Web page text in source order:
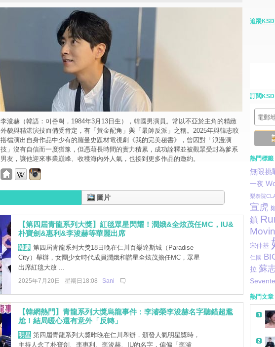
李浚赫（韓語：이준혁，1984年3月13日生），韓國男演員。常以不亞於主角的精緻
外貌與精湛演技而備受肯定，有「黃金配角」與「最帥反派」之稱。2025年與韓志旼
搭檔演出自身作品中少有的羅曼史題材電視劇《我的完美秘書》，曾因對「浪漫演
技」沒有自信而一度猶豫，但憑藉長時間的實力積累，成功詮釋並被觀眾受封為爹系
男友，讓他迎來事業巔峰、收穫海內外人氣，也接到更多作品的邀約。
圖片
【第四屆青龍系列大獎】紅毯眾星閃耀！潤娥&全炫茂任MC，IU&
朴寶劍&惠利&李浚赫等華麗出席
韓劇 第四屆青龍系列大獎18日晚在仁川百樂達斯城（Paradise
City）舉辦，女團少女時代成員潤娥和諧星全炫茂擔任MC，眾星
出席紅毯大放 ...
2025年7月20日 星期日18:08 Sani
【韓網熱門】青龍系列大獎烏龍事件：李濬榮李浚赫名字聽錯超尷
尬！結局暖心還有意外「反轉」
明星第四屆青龍系列大獎昨晚在仁川舉辦，頒發人氣明星獎時，
主持人念了朴寶劍、李惠利、李浚赫、IU的名字，偏偏「李濬
追蹤KSD
訂閱KSD
熱門標籤
無限挑
一夜
梨泰院
宣虎
鎮
宋仲基
仁國
拉 蘇
熱門文章